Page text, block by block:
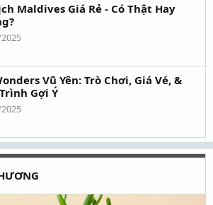
Maldives Giá Rẻ - Có Thật Hay
Vũ Yên: Trò Chơi, Giá Vé, &
Gợi Ý